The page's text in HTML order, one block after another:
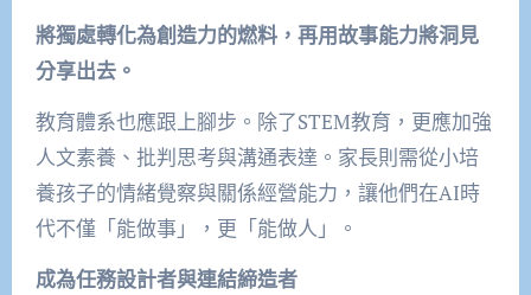
將獨處轉化為創造力的燃料，再用故事能力將洞見
分享出去。
教育體系也應跟上腳步。除了STEM教育，更應加強
人文素養、批判思考與溝通表達。家長則需從小培
養孩子的情緒覺察與關係經營能力，讓他們在AI時
代不僅「能做事」，更「能做人」。
成為任務設計者與連結締造者